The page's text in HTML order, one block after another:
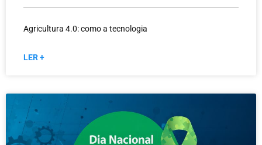
Agricultura 4.0: como a tecnologia
LER +